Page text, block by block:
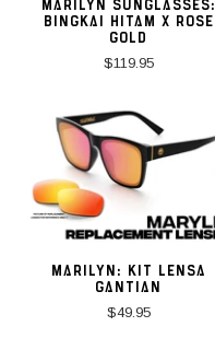
MARILYN SUNGLASSES:
BINGKAI HITAM X ROSE
GOLD
$119.95
MARILYN: KIT LENSA
GANTIAN
$49.95